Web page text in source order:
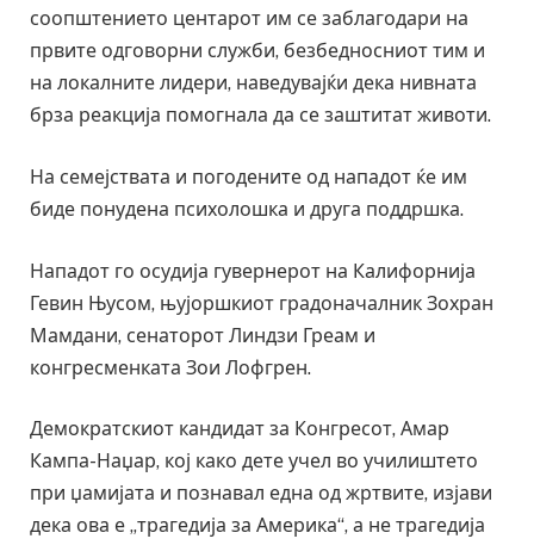
соопштението центарот им се заблагодари на
првите одговорни служби, безбедносниот тим и
на локалните лидери, наведувајќи дека нивната
брза реакција помогнала да се заштитат животи.
На семејствата и погодените од нападот ќе им
биде понудена психолошка и друга поддршка.
Нападот го осудија гувернерот на Калифорнија
Гевин Њусом, њујоршкиот градоначалник Зохран
Мамдани, сенаторот Линдзи Греам и
конгресменката Зои Лофгрен.
Демократскиот кандидат за Конгресот, Амар
Кампа-Наџар, кој како дете учел во училиштето
при џамијата и познавал една од жртвите, изјави
дека ова е „трагедија за Америка“, а не трагедија